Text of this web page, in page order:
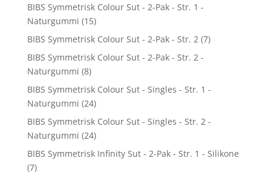
BIBS Symmetrisk Colour Sut - 2-Pak - Str. 1 -
Naturgummi (15)
BIBS Symmetrisk Colour Sut - 2-Pak - Str. 2 (7)
BIBS Symmetrisk Colour Sut - 2-Pak - Str. 2 -
Naturgummi (8)
BIBS Symmetrisk Colour Sut - Singles - Str. 1 -
Naturgummi (24)
BIBS Symmetrisk Colour Sut - Singles - Str. 2 -
Naturgummi (24)
BIBS Symmetrisk Infinity Sut - 2-Pak - Str. 1 - Silikone
(7)